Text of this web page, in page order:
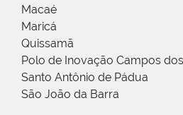
Macaé
Maricá
Quissamã
Polo de Inovação Campos
Santo Antônio de Pádua
São João da Barra